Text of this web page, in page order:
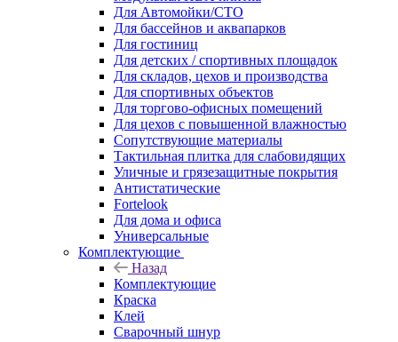
Для Автомойки/СТО
Для бассейнов и аквапарков
Для гостиниц
Для детских / спортивных площадок
Для складов, цехов и производства
Для спортивных объектов
Для торгово-офисных помещений
Для цехов с повышенной влажностью
Сопутствующие материалы
Тактильная плитка для слабовидящих
Уличные и грязезащитные покрытия
Антистатические
Fortelook
Для дома и офиса
Универсальные
Комплектующие
Назад
Комплектующие
Краска
Клей
Сварочный шнур